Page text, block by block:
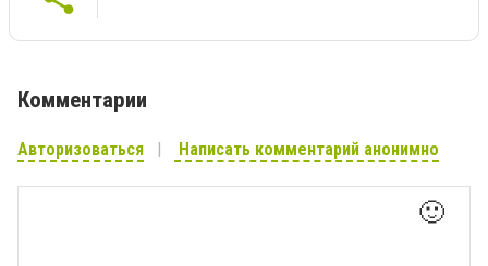
Комментарии
Авторизоваться Написать комментарий анонимно
🙂